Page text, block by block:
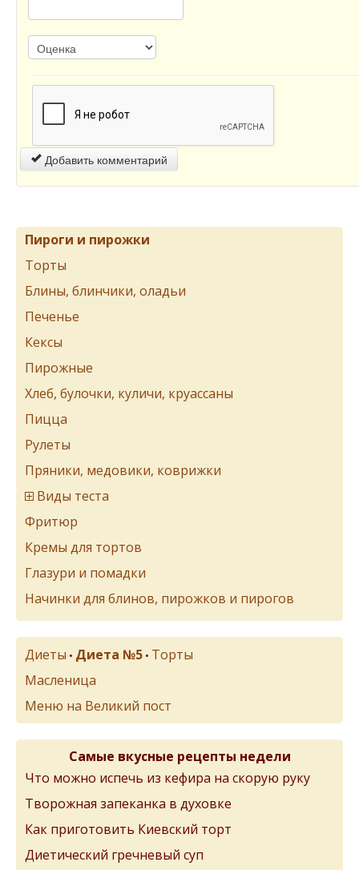
Добавить комментарий
Пироги и пирожки
Торты
Блины, блинчики, оладьи
Печенье
Кексы
Пирожные
Хлеб, булочки, куличи, круассаны
Пицца
Рулеты
Пряники, медовики, коврижки
Виды теста
Фритюр
Кремы для тортов
Глазури и помадки
Начинки для блинов, пирожков и пирогов
Диеты • Диета №5 • Торты
Масленица
Меню на Великий пост
Самые вкусные рецепты недели
Что можно испечь из кефира на скорую руку
Творожная запеканка в духовке
Как приготовить Киевский торт
Диетический гречневый суп